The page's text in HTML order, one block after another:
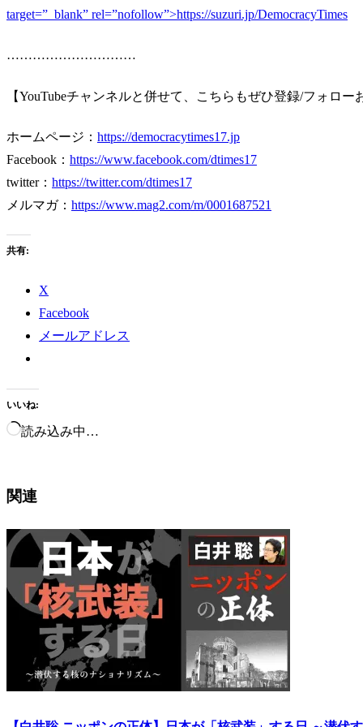
target=”_blank” rel=”nofollow”>https://suzuri.jp/DemocracyTimes
…………………………
【YouTubeチャンネルと併せて、こちらもぜひ登録/フォロー
ホームページ： https://democracytimes17.jp
Facebook： https://www.facebook.com/dtimes17
twitter： https://twitter.com/dtimes17
メルマガ： https://www.mag2.com/m/0001687521
共有:
X
Facebook
メールアドレス
いいね:
読み込み中…
関連